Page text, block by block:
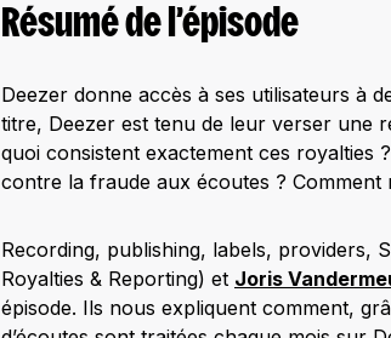
Résumé de l’épisode
Deezer donne accès à ses utilisateurs à
titre, Deezer est tenu de leur verser une
quoi consistent exactement ces royalties
contre la fraude aux écoutes ?
Recording, publishing, labels, providers,
Royalties & Reporting) et Joris
épisode. Ils nous expliquent comment,